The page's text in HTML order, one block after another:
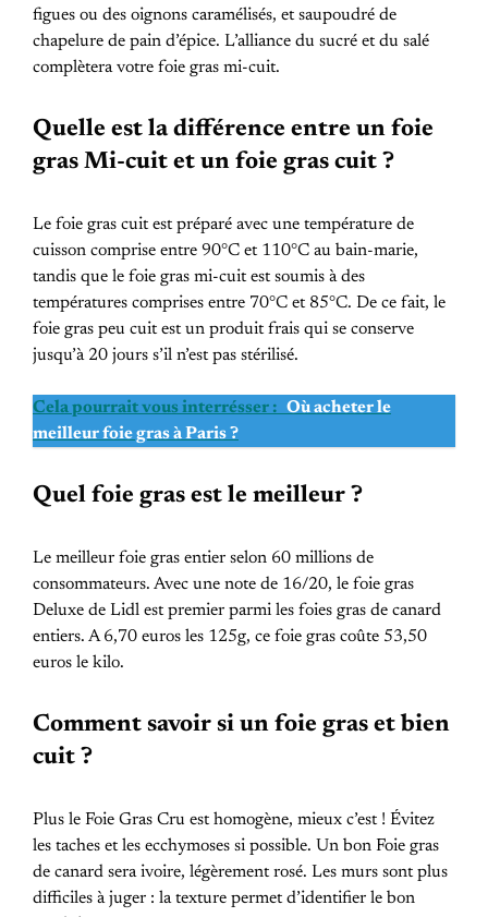
figues ou des oignons caramélisés, et saupoudré de
chapelure de pain d’épice. L’alliance du sucré et du salé
complètera votre foie gras mi-cuit.
Quelle est la différence entre un foie
gras Mi-cuit et un foie gras cuit ?
Le foie gras cuit est préparé avec une température de
cuisson comprise entre 90°C et 110°C au bain-marie,
tandis que le foie gras mi-cuit est soumis à des
températures comprises entre 70°C et 85°C. De ce fait, le
foie gras peu cuit est un produit frais qui se conserve
jusqu’à 20 jours s’il n’est pas stérilisé.
Cela pourrait vous interrésser : Où acheter le
meilleur foie gras à Paris ?
Quel foie gras est le meilleur ?
Le meilleur foie gras entier selon 60 millions de
consommateurs. Avec une note de 16/20, le foie gras
Deluxe de Lidl est premier parmi les foies gras de canard
entiers. A 6,70 euros les 125g, ce foie gras coûte 53,50
euros le kilo.
Comment savoir si un foie gras et bien
cuit ?
Plus le Foie Gras Cru est homogène, mieux c’est ! Évitez
les taches et les ecchymoses si possible. Un bon Foie gras
de canard sera ivoire, légèrement rosé. Les murs sont plus
difficiles à juger : la texture permet d’identifier le bon